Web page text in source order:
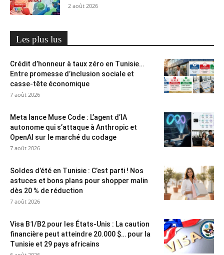
2 août 2026
Les plus lus
Crédit d’honneur à taux zéro en Tunisie…
Entre promesse d’inclusion sociale et
casse-tête économique
7 août 2026
Meta lance Muse Code : L’agent d’IA
autonome qui s’attaque à Anthropic et
OpenAI sur le marché du codage
7 août 2026
Soldes d’été en Tunisie : C’est parti ! Nos
astuces et bons plans pour shopper malin
dès 20 % de réduction
7 août 2026
Visa B1/B2 pour les États-Unis : La caution
financière peut atteindre 20.000 $… pour la
Tunisie et 29 pays africains